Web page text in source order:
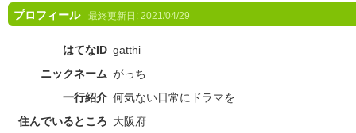
プロフィール 最終更新日: 2021/04/29
はてなID gatthi
ニックネーム がっち
一行紹介 何気ない日常にドラマを
住んでいるところ 大阪府